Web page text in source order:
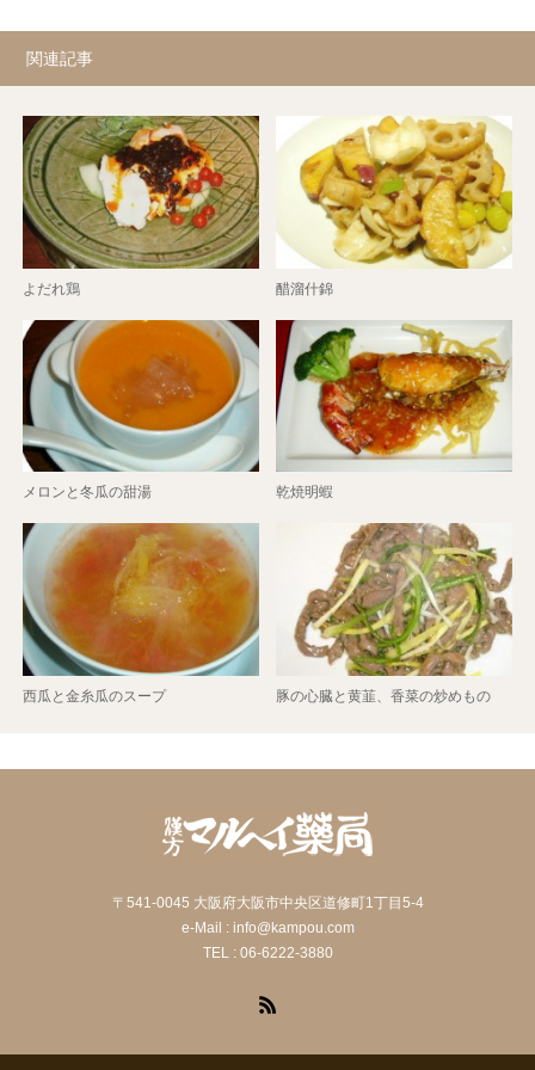
関連記事
よだれ鶏 醋溜什錦
メロンと冬瓜の甜湯 乾焼明蝦
西瓜と金糸瓜のスープ 豚の心臓と黄韮、香菜の炒めもの
〒541-0045 大阪府大阪市中央区道修町1丁目5-4
e-Mail : info@kampou.com
TEL : 06-6222-3880